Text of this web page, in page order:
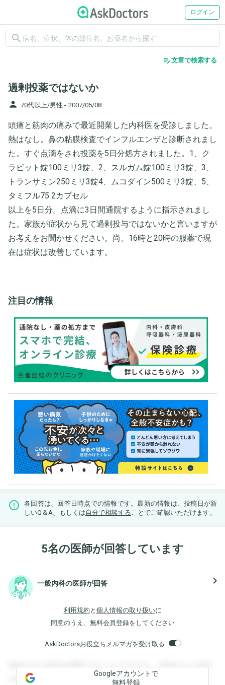
ログイン
search
edit_note文章で検索する
過剰投薬ではないか
person 70代以上/男性 - 2007/05/08
頭痛と筋肉の痛みで最近開業した内科医を受診しました。
熱はなし。鼻の粘膜検査でインフルエンザと診断されまし
た。すぐ点滴をされ投薬を5日分処方されました。1、ク
ラビット錠100ミリ3錠、2、スルガム錠100ミリ3錠、3、
トランサミン250ミリ3錠4、ムコダイン500ミリ3錠、5、
タミフル75 2カプセル
以上を5日分。点滴に3日間通院するように指示されまし
た。家族が症状から見て過剰投与ではないかと言いますが
お考えをお聞かせください。尚、16時と20時の服薬で現
在は症状は改善しています。
注目の情報
各回答は、回答日時点での情報です。最新の情報は、投稿日が新
しいQ＆A、もしくは自分で相談する ことでご確認いただけます。
5名の医師が回答しています
一般内科の医師が回答 navigate_next
利用規約 と 個人情報の取り扱いに
同意のうえ、無料会員登録をしてください
AskDoctorsお役立ちメルマガを受け取る
登録すると回答を閲覧することができます。登録すると回答
を閲覧することができます。登録すると回答を閲覧すること
Googleアカウントで
無料登録